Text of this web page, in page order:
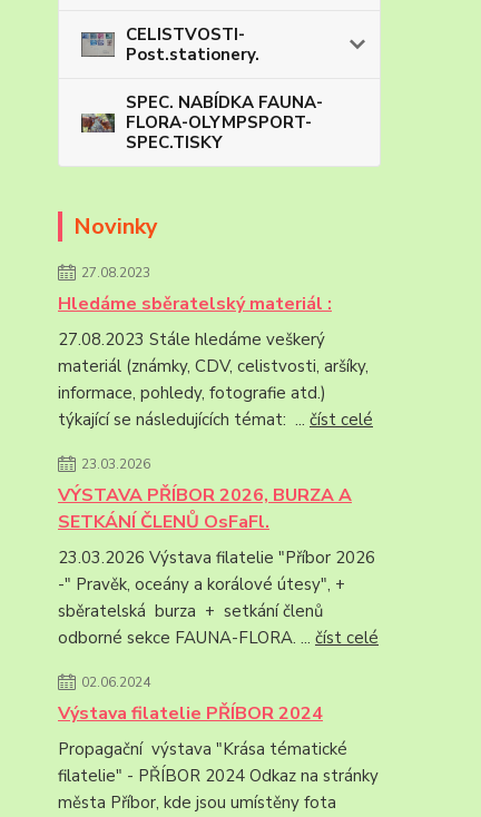
CELISTVOSTI-
Post.stationery.
SPEC. NABÍDKA FAUNA-
FLORA-OLYMPSPORT-
SPEC.TISKY
Novinky
27.08.2023
Hledáme sběratelský materiál :
27.08.2023 Stále hledáme veškerý
materiál (známky, CDV, celistvosti, aršíky,
informace, pohledy, fotografie atd.)
týkající se následujících témat: ... číst celé
23.03.2026
VÝSTAVA PŘÍBOR 2026, BURZA A
SETKÁNÍ ČLENŮ OsFaFl.
23.03.2026 Výstava filatelie "Příbor 2026
-" Pravěk, oceány a korálové útesy", +
sběratelská burza + setkání členů
odborné sekce FAUNA-FLORA. ... číst celé
02.06.2024
Výstava filatelie PŘÍBOR 2024
Propagační výstava "Krása tématické
filatelie" - PŘÍBOR 2024 Odkaz na stránky
města Příbor, kde jsou umístěny fota